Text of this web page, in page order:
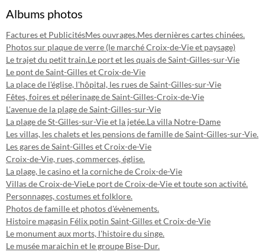
Albums photos
Factures et PublicitésMes ouvrages.Mes dernières cartes chinées.
Photos sur plaque de verre (le marché Croix-de-Vie et paysage)
Le trajet du petit train.Le port et les quais de Saint-Gilles-sur-Vie
Le pont de Saint-Gilles et Croix-de-Vie
La place de l'église, l'hôpital, les rues de Saint-Gilles-sur-Vie
Fêtes, foires et pélerinage de Saint-Gilles-Croix-de-Vie
L'avenue de la plage de Saint-Gilles-sur-Vie
La plage de St-Gilles-sur-Vie et la jetée.La villa Notre-Dame
Les villas, les chalets et les pensions de famille de Saint-Gilles-sur-Vie.
Les gares de Saint-Gilles et Croix-de-Vie
Croix-de-Vie, rues, commerces, église.
La plage, le casino et la corniche de Croix-de-Vie
Villas de Croix-de-VieLe port de Croix-de-Vie et toute son activité.
Personnages, costumes et folklore.
Photos de famille et photos d'évènements.
Histoire magasin Félix potin Saint-Gilles et Croix-de-Vie
Le monument aux morts, l'histoire du singe.
Le musée maraichin et le groupe Bise-Dur.